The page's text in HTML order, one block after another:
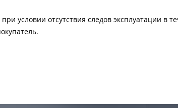
условии отсутствия следов эксплуатации в